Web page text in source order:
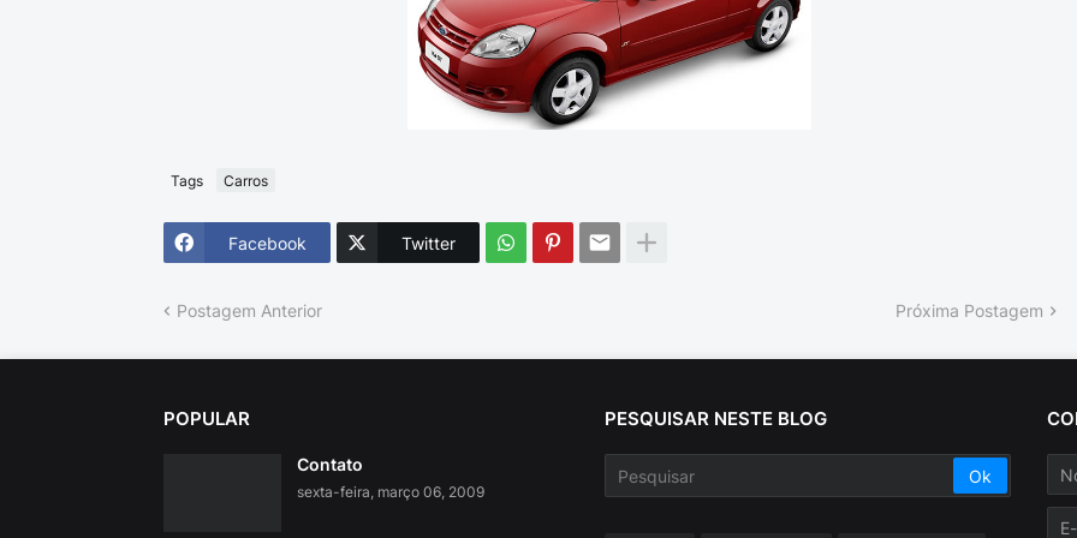
Tags Carros
Facebook Twitter
Postagem Anterior Próxima Postagem
POPULAR
Contato
sexta-feira, março 06, 2009
PESQUISAR NESTE BLOG